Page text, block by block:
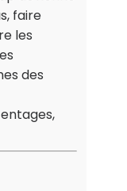
faire
les
des